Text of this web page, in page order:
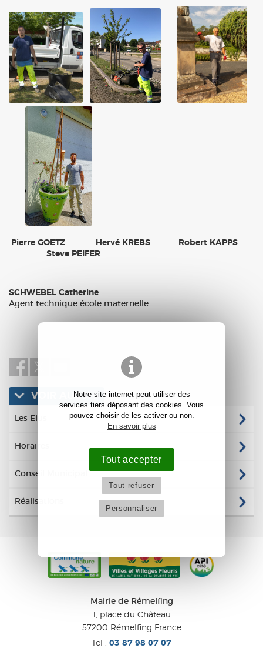
Notre site internet peut utiliser des
services tiers déposant des cookies. Vous
pouvez choisir de les activer ou non.
En savoir plus
Tout accepter
Tout refuser
Personnaliser
Pierre GOETZ Hervé KREBS Robert KAPPS
Steve PEIFER
SCHWEBEL Catherine
Agent technique école maternelle
VOIR AUSSI :
Les Elus
Horaires
Conseil Municipal
Réalisations
Mairie de Rémelfing
1, place du Château
57200 Rémelfing France
Tel : 03 87 98 07 07